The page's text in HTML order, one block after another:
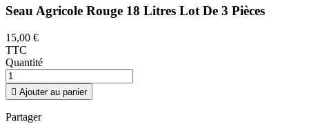
Seau Agricole Rouge 18 Litres Lot De 3 Pièces
15,00 €
TTC
Quantité
 Ajouter au panier
Partager